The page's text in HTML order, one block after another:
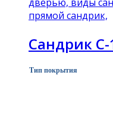
Сандрик С-
Тип покрытия